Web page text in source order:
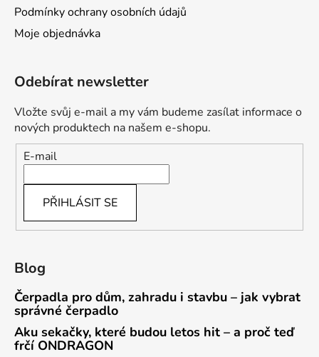
Podmínky ochrany osobních údajů
Moje objednávka
Odebírat newsletter
Vložte svůj e-mail a my vám budeme zasílat informace o
nových produktech na našem e-shopu.
E-mail
PŘIHLÁSIT SE
Blog
Čerpadla pro dům, zahradu i stavbu – jak vybrat
správné čerpadlo
Aku sekačky, které budou letos hit – a proč teď
frčí ONDRAGON